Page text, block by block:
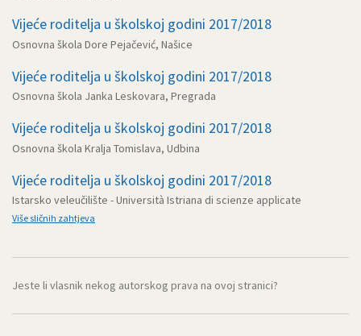
Vijeće roditelja u školskoj godini 2017/2018
Osnovna škola Dore Pejačević, Našice
Vijeće roditelja u školskoj godini 2017/2018
Osnovna škola Janka Leskovara, Pregrada
Vijeće roditelja u školskoj godini 2017/2018
Osnovna škola Kralja Tomislava, Udbina
Vijeće roditelja u školskoj godini 2017/2018
Istarsko veleučilište - Università Istriana di scienze applicate
Više sličnih zahtjeva
Jeste li vlasnik nekog autorskog prava na ovoj stranici?